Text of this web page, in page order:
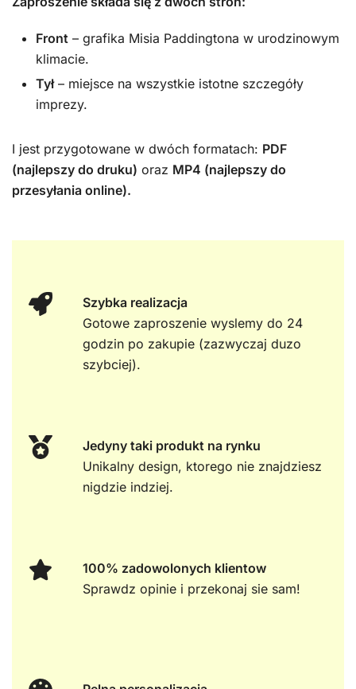
Front – grafika Misia Paddingtona w urodzinowym
klimacie.
Tył– miejsce na wszystkie istotne szczegóły
imprezy.
I jest przygotowane w dwóch formatach: PDF
(najlepszy do druku) oraz MP4 (najlepszy do
przesyłania online).
Szybka realizacja
Gotowe zaproszenie wyslemy do 24
godzin po zakupie (zazwyczaj duzo
szybciej).
Jedyny taki produkt na rynku
Unikalny design, ktorego nie znajdziesz
nigdzie indziej.
100% zadowolonych klientow
Sprawdz opinie i przekonaj sie sam!